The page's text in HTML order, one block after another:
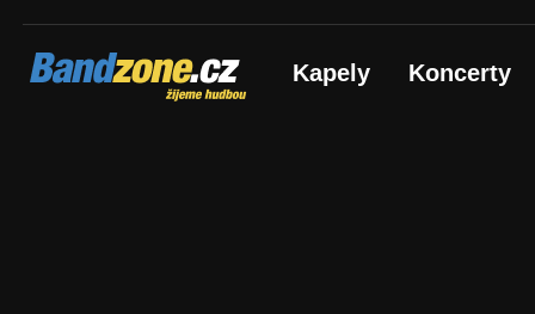
Bandzone.cz
žijeme hudbou Kapely Koncerty